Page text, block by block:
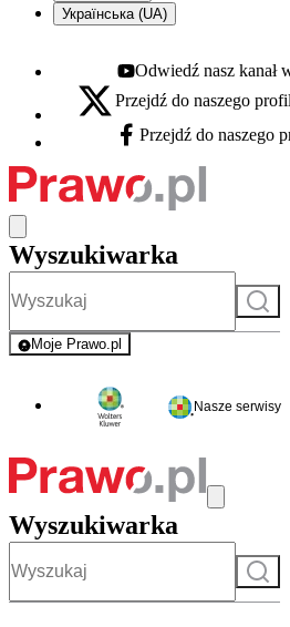
Українська (UA)
Youtube - otwiera się w nowej
Odwiedź nasz kanał
X - otwiera się w nowej karcie
Przejdź do naszego
Facebook - otwiera się w nowej
Przejdź do naszego
Wyszukiwarka
Szukaj
Moje Prawo.pl
- rejestracja i logowanie do serwisu
Nasze serwisy
Wyszukiwarka
Szukaj